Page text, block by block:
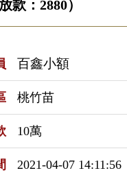
：2880）
百鑫小額
桃竹苗
10萬
2021-04-07 14:11:56